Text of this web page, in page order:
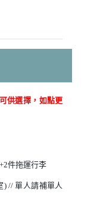
供選擇，如點更
件拖運行李
) // 單人請補單人